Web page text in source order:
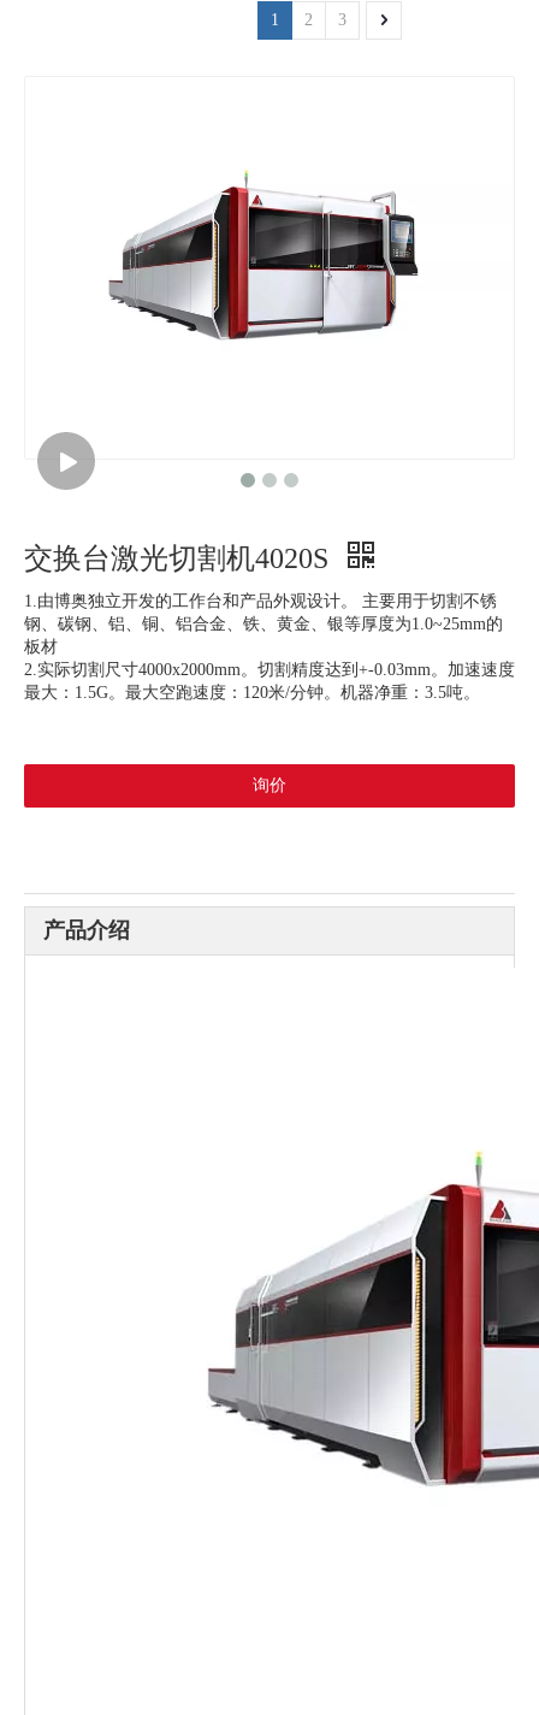
1 2 3
交换台激光切割机4020S
1.由博奥独立开发的工作台和产品外观设计。 主要用于切割不锈
钢、碳钢、铝、铜、铝合金、铁、黄金、银等厚度为1.0~25mm的
板材
2.实际切割尺寸4000x2000mm。切割精度达到+-0.03mm。加速速度
最大：1.5G。最大空跑速度：120米/分钟。机器净重：3.5吨。
询价
产品介绍